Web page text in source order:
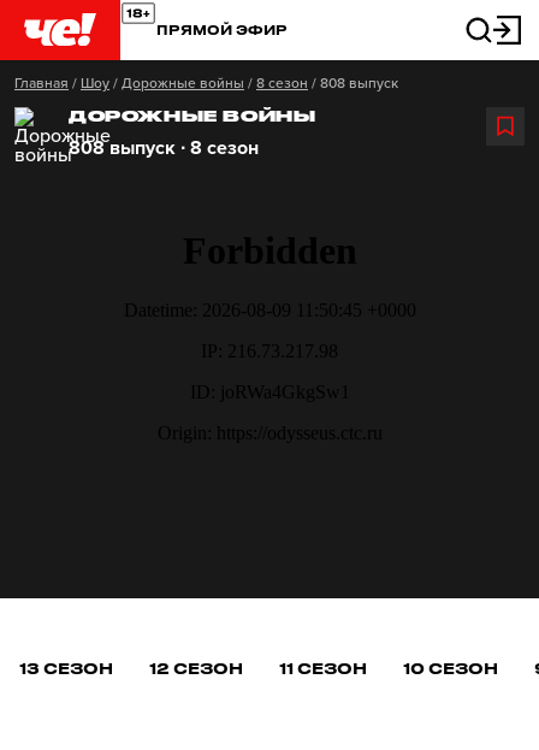
ПРЯМОЙ ЭФИР
Главная / Шоу / Дорожные войны / 8 сезон / 808 выпуск
ДОРОЖНЫЕ ВОЙНЫ
808 выпуск ∙ 8 сезон
13 СЕЗОН 12 СЕЗОН 11 СЕЗОН 10 СЕЗОН